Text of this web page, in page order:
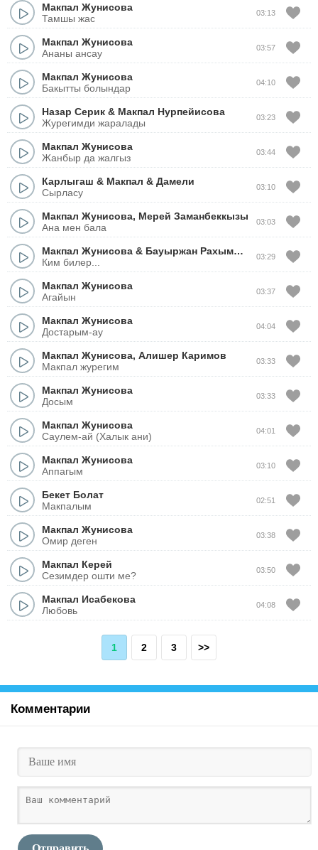
Макпал Жунисова
Тамшы жас
03:13
Макпал Жунисова
Ананы ансау
03:57
Макпал Жунисова
Бакытты болындар
04:10
Назар Серик & Макпал Нурпейисова
Журегимди жаралады
03:23
Макпал Жунисова
Жанбыр да жалгыз
03:44
Карлыгаш & Макпал & Дамели
Сырласу
03:10
Макпал Жунисова, Мерей Заманбеккызы
Ана мен бала
03:03
Макпал Жунисова & Бауыржан Рахымбеков
Ким билер...
03:29
Макпал Жунисова
Агайын
03:37
Макпал Жунисова
Достарым-ау
04:04
Макпал Жунисова, Алишер Каримов
Макпал журегим
03:33
Макпал Жунисова
Досым
03:33
Макпал Жунисова
Саулем-ай (Халык ани)
04:01
Макпал Жунисова
Аппагым
03:10
Бекет Болат
Макпалым
02:51
Макпал Жунисова
Омир деген
03:38
Макпал Керей
Сезимдер ошти ме?
03:50
Макпал Исабекова
Любовь
04:08
1 2 3 >>
Комментарии